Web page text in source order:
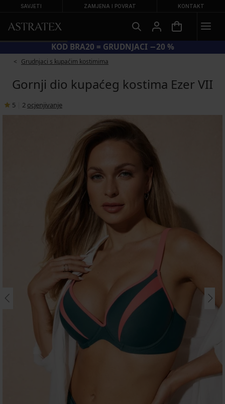
SAVJETI ZAMJENA I POVRAT KONTAKT
KOD BRA20 = GRUDNJACI −20 %
Grudnjaci s kupaćim kostimima
Gornji dio kupaćeg kostima Ezer VII
5 2 ocjenjivanje